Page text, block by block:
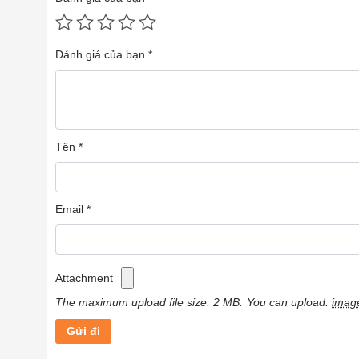
Đánh giá của bạn *
Tên *
Email *
Attachment
The maximum upload file size: 2 MB.
You can upload: